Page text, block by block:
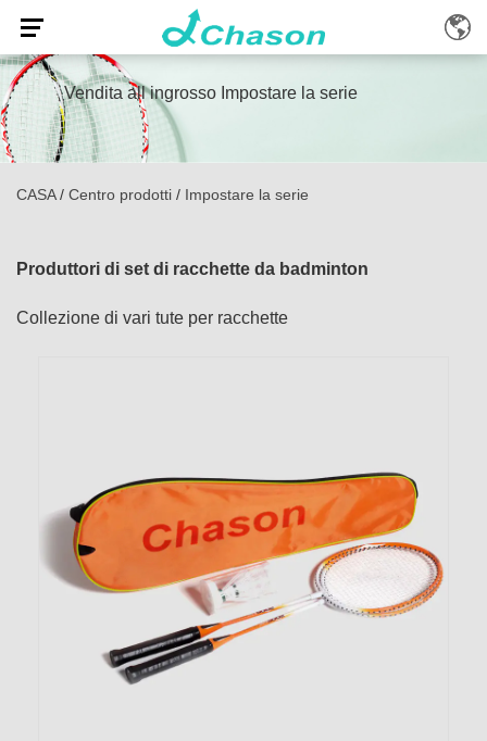
Vendita all ingrosso Impostare la serie
CASA/ Centro prodotti / Impostare la serie
Produttori di set di racchette da badminton
Collezione di vari tute per racchette